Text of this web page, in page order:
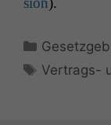
Kategorien
Vertrags-